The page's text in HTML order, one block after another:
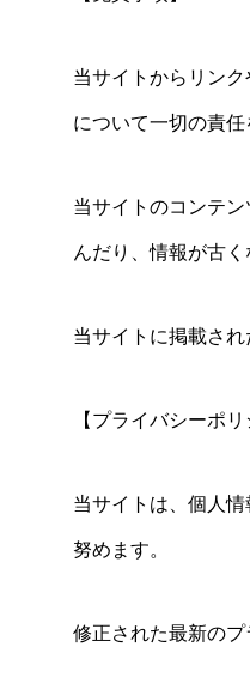
当サイトからリン
について一切の責任
当サイトのコンテ
んだり、情報が古く
当サイトに掲載さ
【プライバシーポ
当サイトは、個人
努めます。
修正された最新のプ